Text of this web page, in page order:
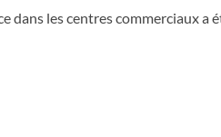
dans les centres commerciaux a